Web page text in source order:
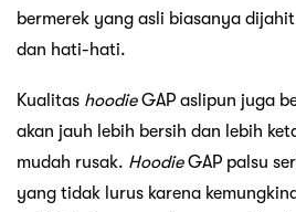
bermerek yang asli biasanya
dan hati-hati.
Kualitas hoodieGAP aslipun juga
akan jauh lebih bersih dan lebih
mudah rusak. HoodieGAP palsu
yang tidak lurus karena